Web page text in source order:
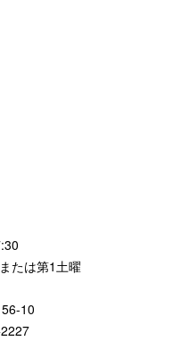
は第1土曜
10